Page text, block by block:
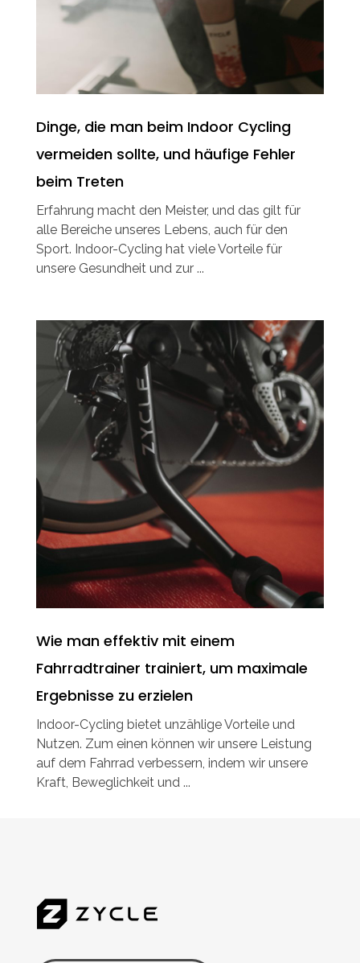
Dinge, die man beim Indoor Cycling
vermeiden sollte, und häufige Fehler
beim Treten
Erfahrung macht den Meister, und das gilt für
alle Bereiche unseres Lebens, auch für den
Sport. Indoor-Cycling hat viele Vorteile für
unsere Gesundheit und zur ...
Wie man effektiv mit einem
Fahrradtrainer trainiert, um maximale
Ergebnisse zu erzielen
Indoor-Cycling bietet unzählige Vorteile und
Nutzen. Zum einen können wir unsere Leistung
auf dem Fahrrad verbessern, indem wir unsere
Kraft, Beweglichkeit und ...